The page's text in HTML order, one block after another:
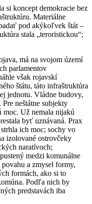
si koncept demokracie bez
Materiálne
pod akýkoľvek štát –
stala „teroristickou“;
má na svojom území
parlamentov
však rojavskí
štátu, táto infraštruktúra
jednotu. Vládne budovy,
neštátne subjekty
moc. Už nemala nijakú
byť uznávaná. Prax
ich moc; sochy vo
izolované ostrovčeky
naratívoch;
medzi komunálne
a zmysel formy,
formách, ako si to
Podľa nich by
predstavách iba